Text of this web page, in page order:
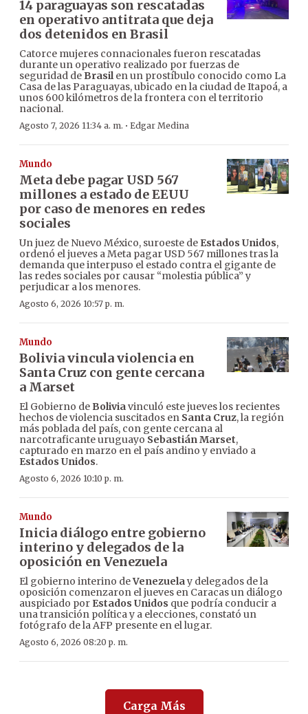
14 paraguayas son rescatadas
en operativo antitrata que deja
dos detenidos en Brasil
Catorce mujeres connacionales fueron rescatadas
durante un operativo realizado por fuerzas de
seguridad de Brasilen un prostíbulo conocido como La
Casa de las Paraguayas, ubicado en la ciudad de Itapoá, a
unos 600 kilómetros de la frontera con el territorio
nacional.
Agosto 7, 2026 11:34 a. m. · Edgar Medina
Mundo
Meta debe pagar USD 567
millones a estado de EEUU
por caso de menores en redes
sociales
Un juez de Nuevo México, suroeste de Estados Unidos,
ordenó el jueves a Meta pagar USD 567 millones tras la
demanda que interpuso el estado contra el gigante de
las redes sociales por causar “molestia pública” y
perjudicar a los menores.
Agosto 6, 2026 10:57 p. m.
Mundo
Bolivia vincula violencia en
Santa Cruz con gente cercana
a Marset
El Gobierno de Boliviavinculó este jueves los recientes
hechos de violencia suscitados en Santa Cruz, la región
más poblada del país, con gente cercana al
narcotraficante uruguayo Sebastián Marset,
capturado en marzo en el país andino y enviado a
Estados Unidos.
Agosto 6, 2026 10:10 p. m.
Mundo
Inicia diálogo entre gobierno
interino y delegados de la
oposición en Venezuela
El gobierno interino deVenezuelay delegados de la
oposición comenzaron el jueves en Caracas un diálogo
auspiciado por Estados Unidos que podría conducir a
una transición política y a elecciones, constató un
fotógrafo de la AFP presente en el lugar.
Agosto 6, 2026 08:20 p. m.
Carga Más